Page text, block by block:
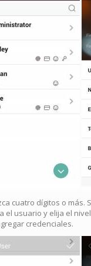
cuatro dígitos o
el usuario y elija el
credenciales.